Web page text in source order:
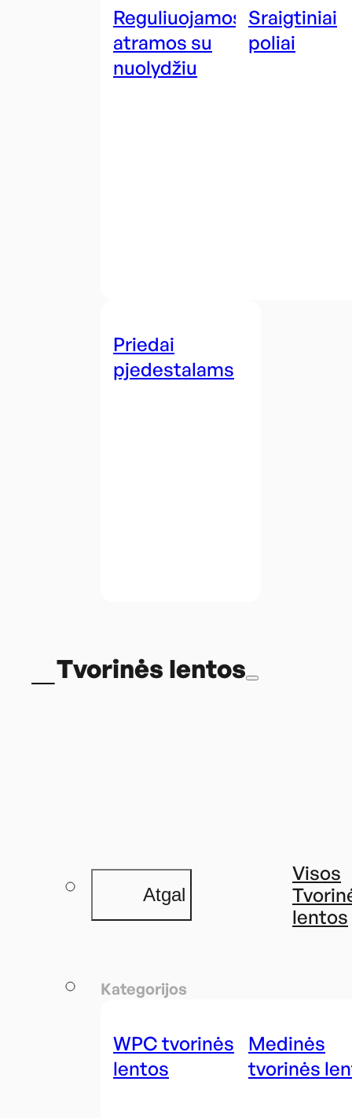
Reguliuojamos
atramos su
nuolydžiu
Sraigtiniai
poliai
Priedai
pjedestalams
Tvorinės lentos
Atgal
Visos
lentos
Kategorijos
WPC tvorinės
lentos
Medinės
tvorinės